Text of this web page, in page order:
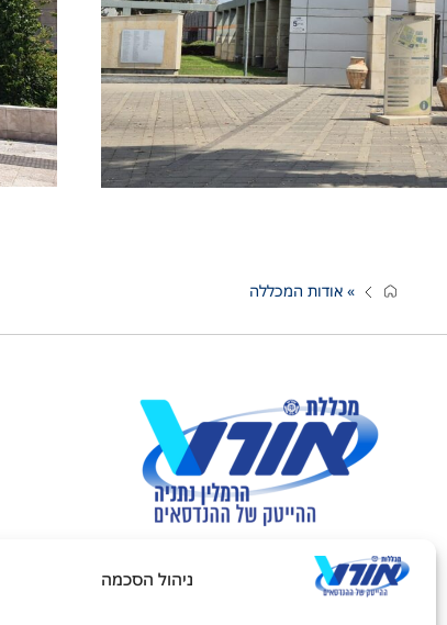
ניהול הסכמה
» אודות המכללה
חיפוש באתר: